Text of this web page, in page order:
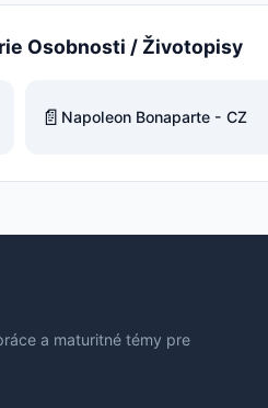
Osobnosti / Životopisy
📄 Napoleon Bonaparte - CZ
a maturitné témy pre